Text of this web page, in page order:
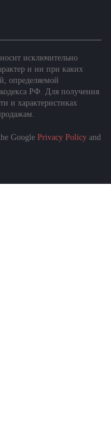
исключительно
и ни при каких
определяемой
РФ. Для получения
и характеристиках
Google Privacy Policy and